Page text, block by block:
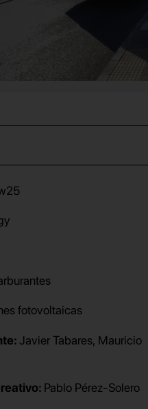
fotovoltaicas
Javier Tabares, Mauricio
Pablo Pérez-Solero